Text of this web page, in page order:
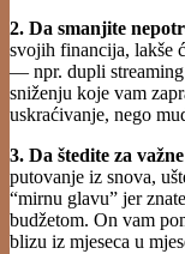
2. Da smanjite
svojih financija, lakše
— npr. dupli
sniženju koje vam
uskraćivanje, nego
3. Da štedite za
putovanje iz snova,
“mirnu glavu” jer
budžetom. On vam
blizu iz mjeseca u